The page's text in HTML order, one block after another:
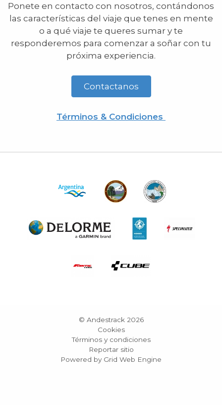
Ponete en contacto con nosotros, contándonos
las características del viaje que tenes en mente
o a qué viaje te queres sumar y te
responderemos para comenzar a soñar con tu
próxima experiencia.
Contactanos
Términos & Condiciones
© Andestrack 2026
Cookies
Términos y condiciones
Reportar sitio
Powered by Grid Web Engine